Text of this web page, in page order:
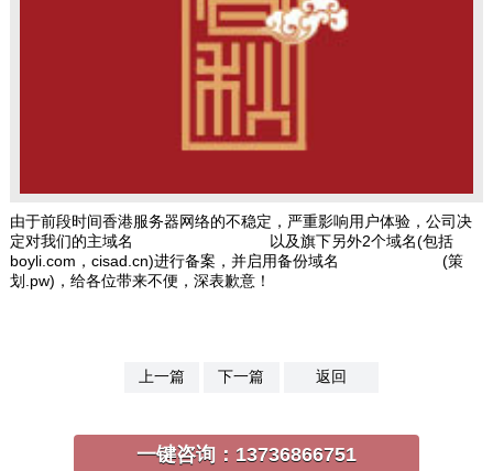
由于前段时间香港服务器网络的不稳定，严重影响用户体验，公司决
定对我们的主域名
以及旗下另外2个域名(包括
boyli.com，cisad.cn)进行备案，并启用备份域名
(策
划.pw)，给各位带来不便，深表歉意！
上一篇 下一篇 返回
一键咨询： 13736866751